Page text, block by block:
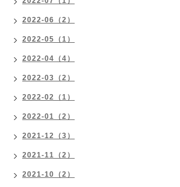
2022-06（2）
2022-05（1）
2022-04（4）
2022-03（2）
2022-02（1）
2022-01（2）
2021-12（3）
2021-11（2）
2021-10（2）